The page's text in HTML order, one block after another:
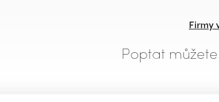
Firmy
Poptat